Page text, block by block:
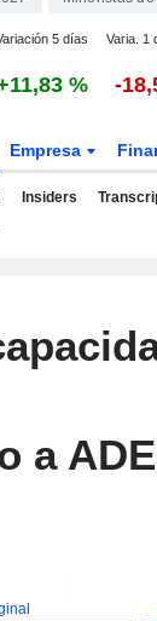
5 días Varia. 1
% -
Empresa
Insiders
a